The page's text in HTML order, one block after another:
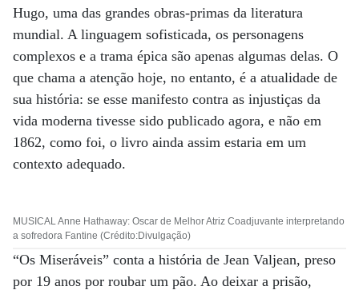
Hugo, uma das grandes obras-primas da literatura
mundial. A linguagem sofisticada, os personagens
complexos e a trama épica são apenas algumas delas. O
que chama a atenção hoje, no entanto, é a atualidade de
sua história: se esse manifesto contra as injustiças da
vida moderna tivesse sido publicado agora, e não em
1862, como foi, o livro ainda assim estaria em um
contexto adequado.
MUSICAL Anne Hathaway: Oscar de Melhor Atriz Coadjuvante interpretando
a sofredora Fantine (Crédito:Divulgação)
“Os Miseráveis” conta a história de Jean Valjean, preso
por 19 anos por roubar um pão. Ao deixar a prisão,